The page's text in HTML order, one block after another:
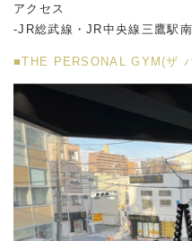
アクセス
-JR総武線・JR中央線三鷹駅
■THE PERSONAL GYM(ザ